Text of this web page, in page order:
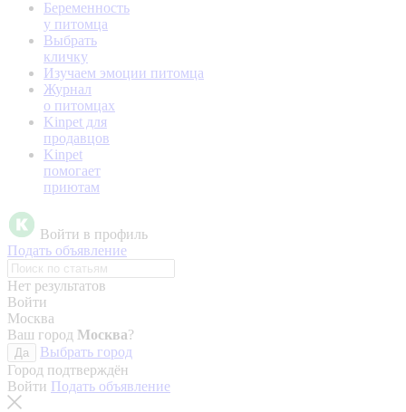
Беременность
у питомца
Выбрать
кличку
Изучаем эмоции питомца
Журнал
о питомцах
Kinpet для
продавцов
Kinpet
помогает
приютам
Войти в профиль
Подать объявление
Нет результатов
Войти
Москва
Ваш город Москва?
Да
Выбрать город
Город подтверждён
Войти Подать объявление